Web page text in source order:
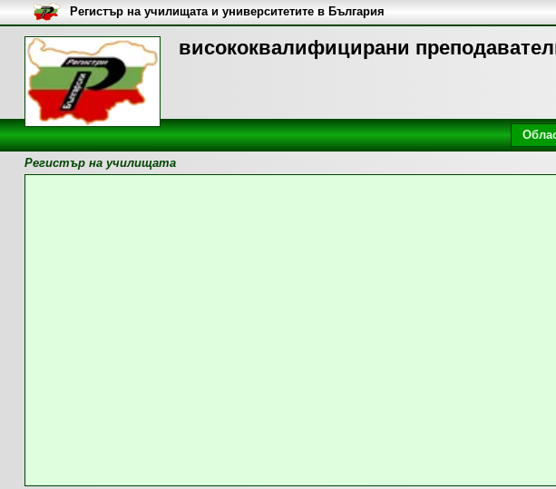
висококвалифицирани
Регистър на училищата и университетите в България
Регистър на училищата